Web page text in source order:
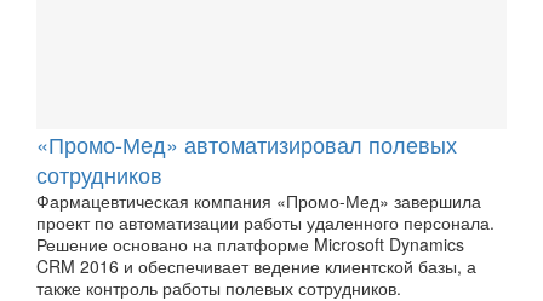
«Промо-Мед» автоматизировал полевых
сотрудников
Фармацевтическая компания «Промо-Мед» завершила
проект по автоматизации работы удаленного персонала.
Решение основано на платформе Microsoft Dynamics
CRM 2016 и обеспечивает ведение клиентской базы, а
также контроль работы полевых сотрудников.